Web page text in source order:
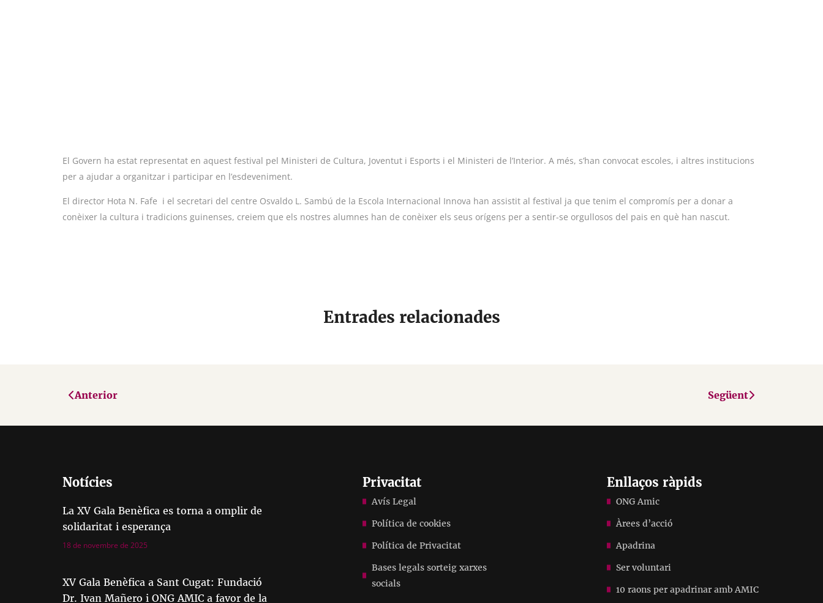
El Govern ha estat representat en aquest festival pel Ministeri de Cultura, Joventut i Esports i el Ministeri de l’Interior. A més, s’han convocat escoles, i altres institucions
per a ajudar a organitzar i participar en l’esdeveniment.
El director Hota N. Fafe i el secretari del centre Osvaldo L. Sambú de la Escola Internacional Innova han assistit al festival ja que tenim el compromís per a donar a
conèixer la cultura i tradicions guinenses, creiem que els nostres alumnes han de conèixer els seus orígens per a sentir-se orgullosos del pais en què han nascut.
Entrades relacionades
Anterior Següent
Notícies
La XV Gala Benèfica es torna a omplir de
solidaritat i esperança
18 de novembre de 2025
XV Gala Benèfica a Sant Cugat: Fundació
Dr. Ivan Mañero i ONG AMIC a favor de la
Privacitat
Avís Legal
Política de cookies
Política de Privacitat
Bases legals sorteig xarxes
socials
Enllaços ràpids
ONG Amic
Àrees d’acció
Apadrina
Ser voluntari
10 raons per apadrinar amb AMIC